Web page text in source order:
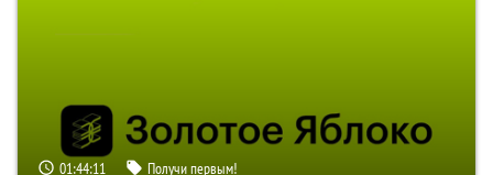
01:44:10 Получи первым!